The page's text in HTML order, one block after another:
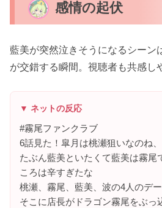
感情の起伏
藍美が突然泣きそうになるシーン
が交錯する瞬間。視聴者も共感し
▼ ネットの反応
#霧尾ファンクラブ
6話見た！皐月は桃瀬狙いなのね
たぶん藍美といたくて藍美は霧
ころは辛すぎたな
桃瀬、霧尾、藍美、波の4人のデ
そこに店長がドラゴン霧尾をぶっ